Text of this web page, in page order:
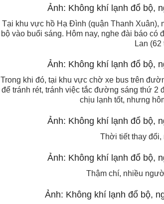
Tại khu vực hồ Hạ Đình (quận Thanh Xuân),
bộ vào buổi sáng. Hôm nay, nghe đài báo có
Lan
Trong khi đó, tại khu vực chờ xe bus trên
để tránh rét, tránh việc tắc đường sáng thứ 2
chịu lạnh tốt, nhưng
Thời tiết thay
Thậm chí, nhiều